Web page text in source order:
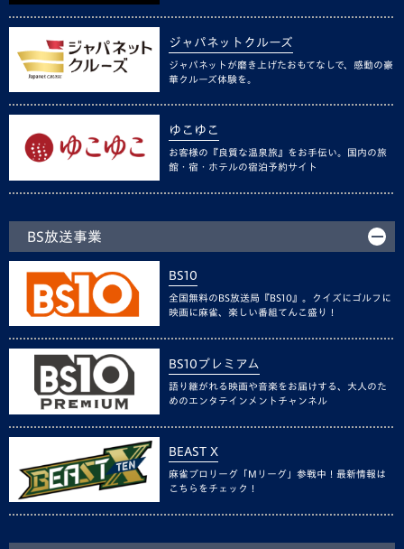
ジャパネットクルーズ
ジャパネットが磨き上げたおもてなしで、感動の豪
華クルーズ体験を。
ゆこゆこ
お客様の『良質な温泉旅』をお手伝い。国内の旅
館・宿・ホテルの宿泊予約サイト
BS放送事業
BS10
全国無料のBS放送局『BS10』。クイズにゴルフに
映画に麻雀、楽しい番組てんこ盛り！
BS10プレミアム
語り継がれる映画や音楽をお届けする、大人のた
めのエンタテインメントチャンネル
BEAST X
麻雀プロリーグ「Mリーグ」参戦中！最新情報は
こちらをチェック！